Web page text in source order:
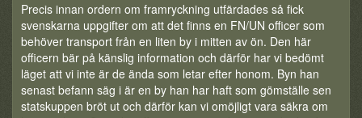
Precis innan ordern om framryckning utfärdades så fick
svenskarna uppgifter om att det finns en FN/UN officer som
behöver transport från en liten by i mitten av ön. Den här
officern bär på känslig information och därför har vi bedömt
läget att vi inte är de ända som letar efter honom. Byn han
senast befann säg i är en by han har haft som gömställe sen
statskuppen bröt ut och därför kan vi omöjligt vara säkra om